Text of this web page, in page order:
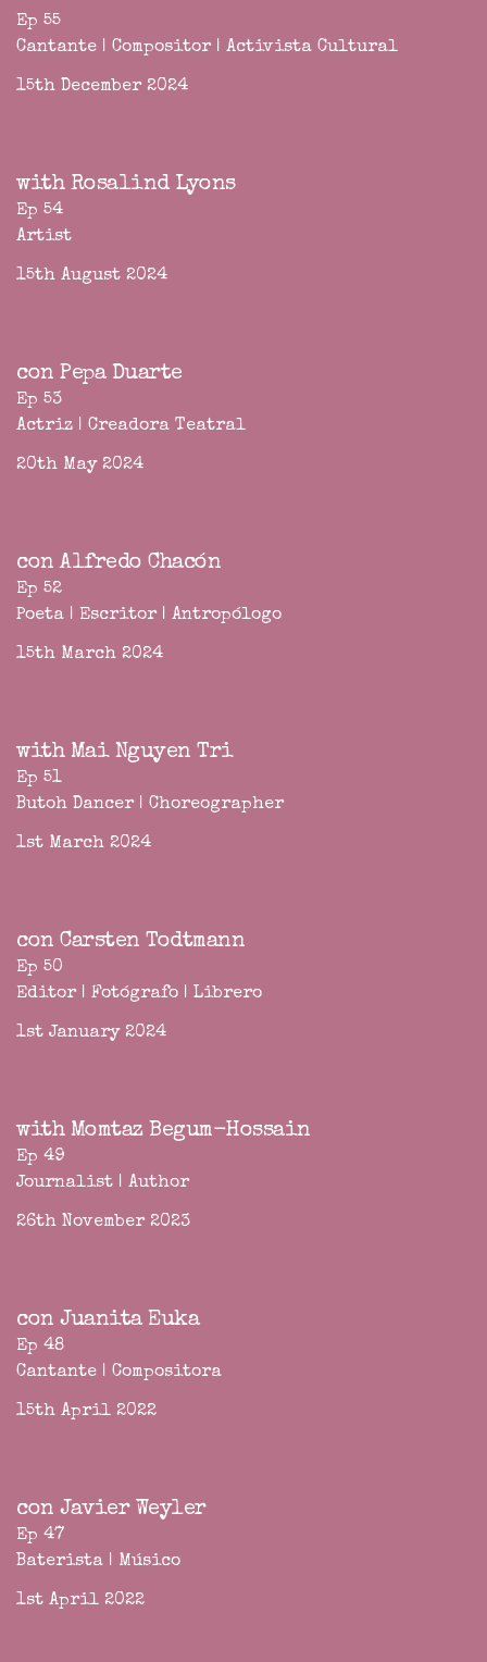
Ep 55
Cantante | Compositor | Activista Cultural
15th December 2024
with Rosalind Lyons
Ep 54
Artist
15th August 2024
con Pepa Duarte
Ep 53
Actriz | Creadora Teatral
20th May 2024
con Alfredo Chacón
Ep 52
Poeta | Escritor | Antropólogo
15th March 2024
with Mai Nguyen Tri
Ep 51
Butoh Dancer | Choreographer
1st March 2024
con Carsten Todtmann
Ep 50
Editor | Fotógrafo | Librero
1st January 2024
with Momtaz Begum-Hossain
Ep 49
Journalist | Author
26th November 2023
con Juanita Euka
Ep 48
Cantante | Compositora
15th April 2022
con Javier Weyler
Ep 47
Baterista | Músico
1st April 2022